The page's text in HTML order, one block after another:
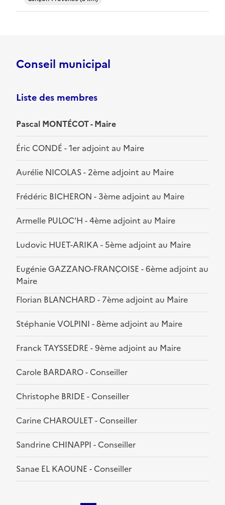
Conseil municipal
Liste des membres
Pascal MONTÉCOT - Maire
Éric CONDÉ - 1er adjoint au Maire
Aurélie NICOLAS - 2ème adjoint au Maire
Frédéric BICHERON - 3ème adjoint au Maire
Armelle PULOC'H - 4ème adjoint au Maire
Ludovic HUET-ARIKA - 5ème adjoint au Maire
Eugénie GAZZANO-FRANÇOISE - 6ème adjoint au
Maire
Florian BLANCHARD - 7ème adjoint au Maire
Stéphanie VOLPINI - 8ème adjoint au Maire
Franck TAYSSEDRE - 9ème adjoint au Maire
Carole BARDARO - Conseiller
Christophe BRIDE - Conseiller
Carine CHAROULET - Conseiller
Sandrine CHINAPPI - Conseiller
Sanae EL KAOUNE - Conseiller